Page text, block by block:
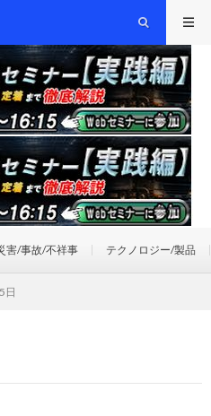
害/事故/不祥事 テクノロジー/製品
5日